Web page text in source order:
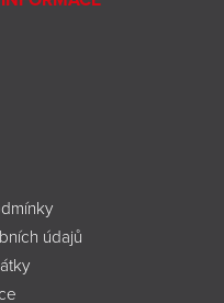
údajů